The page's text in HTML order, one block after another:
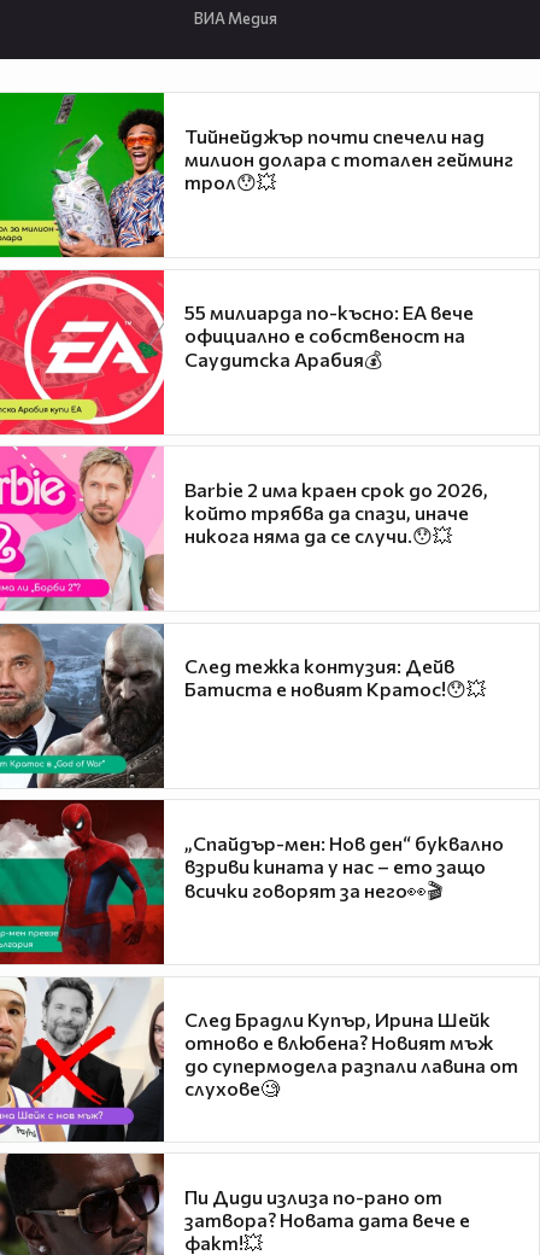
ВИА Медия
Тийнейджър почти спечели над
милион долара с тотален гейминг
трол😯💥
55 милиарда по-късно: EA вече
официално е собственост на
Саудитска Арабия💰
Barbie 2 има краен срок до 2026,
който трябва да спази, иначе
никога няма да се случи.😯💥
След тежка контузия: Дейв
Батиста е новият Кратос!😯💥
„Спайдър-мен: Нов ден“ буквално
взриви кината у нас – ето защо
всички говорят за него👀🎬
След Брадли Купър, Ирина Шейк
отново е влюбена? Новият мъж
до супермодела разпали лавина от
слухове🧐
Пи Диди излиза по-рано от
затвора? Новата дата вече е
факт!💥